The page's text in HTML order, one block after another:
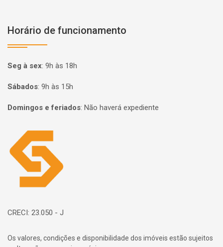
Horário de funcionamento
Seg à sex: 9h às 18h
Sábados: 9h às 15h
Domingos e feriados: Não haverá expediente
Página inicial
CRECI: 23.050 - J
Os valores, condições e disponibilidade dos imóveis estão sujeitos